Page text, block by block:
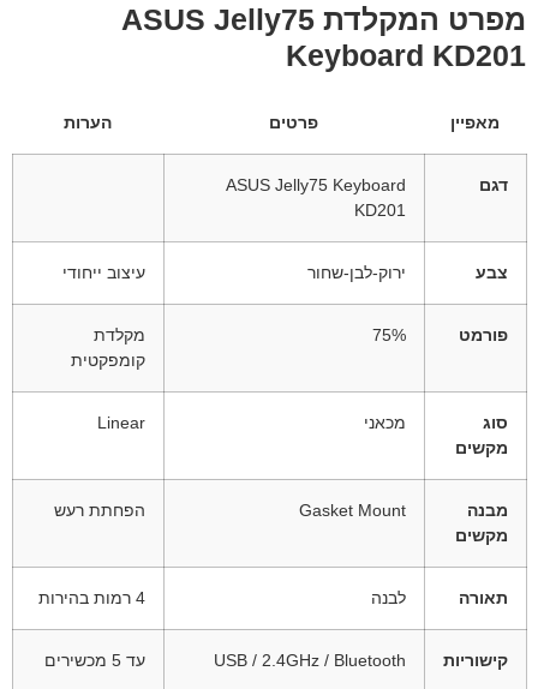
מפרט המקלדת ASUS Jelly75
Keyboard KD201
מאפיין פרטים הערות
דגם
ASUS Jelly75 Keyboard
KD201
צבע ירוק-לבן-שחור עיצוב ייחודי
פורמט 75%
מקלדת
קומפקטית
סוג
מקשים
מכאני Linear
מבנה
מקשים
Gasket Mount הפחתת רעש
תאורה לבנה 4 רמות בהירות
קישוריות USB / 2.4GHz / Bluetooth עד 5 מכשירים